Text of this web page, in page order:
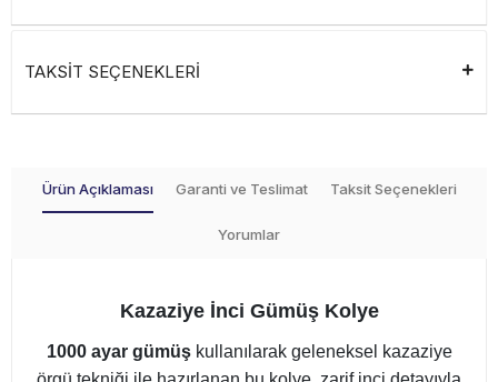
TAKSİT SEÇENEKLERİ
Ürün Açıklaması Garanti ve Teslimat Taksit Seçenekleri
Yorumlar
Kazaziye İnci Gümüş Kolye
1000 ayar gümüşkullanılarak geleneksel kazaziye